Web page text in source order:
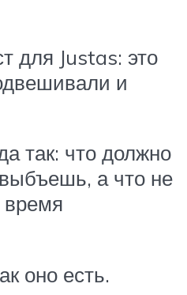
для Justas: это
и
так: что должно
а что не
оно есть.